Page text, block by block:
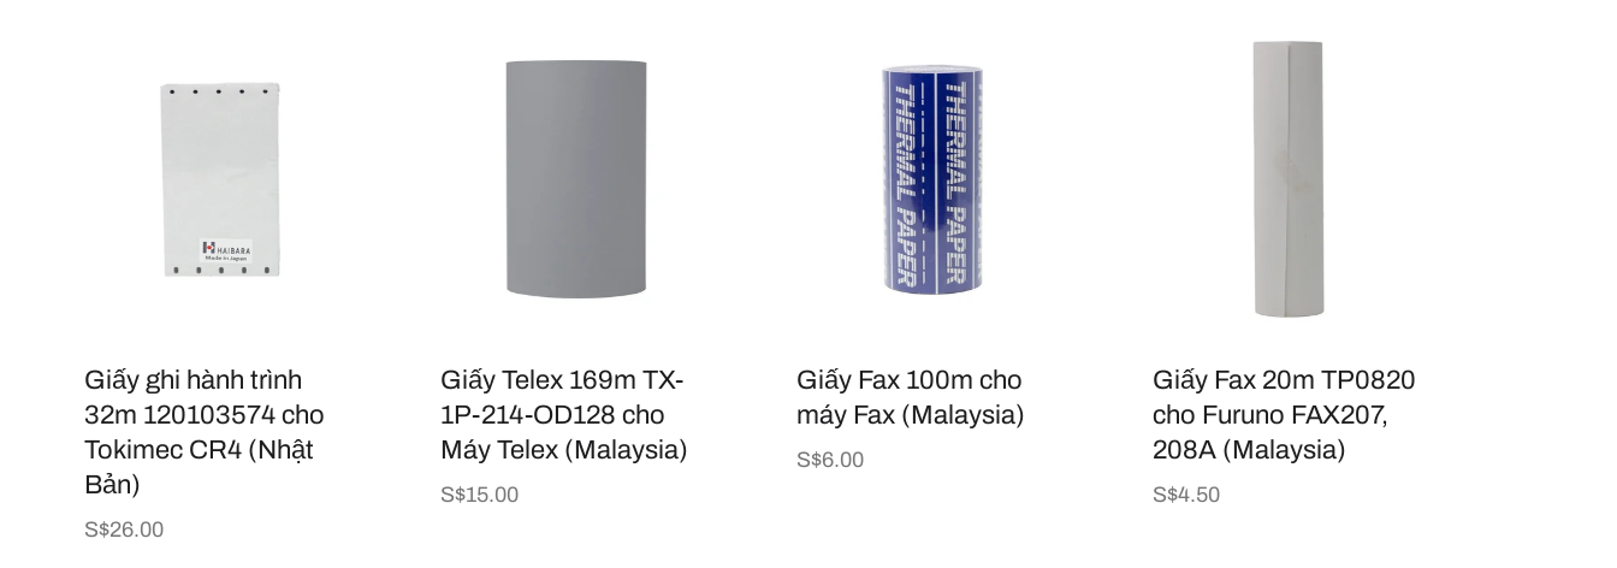
Giấy ghi hành trình
32m 120103574 cho
Tokimec CR4 (Nhật
Bản)
Giá
S$26.00
Giấy Telex 169m TX-
1P-214-OD128 cho
Máy Telex (Malaysia)
Giá
S$15.00
Giấy Fax 100m cho
máy Fax (Malaysia)
Giá
S$6.00
Giấy Fax 20m TP0820
cho Furuno FAX207,
208A (Malaysia)
Giá
S$4.50